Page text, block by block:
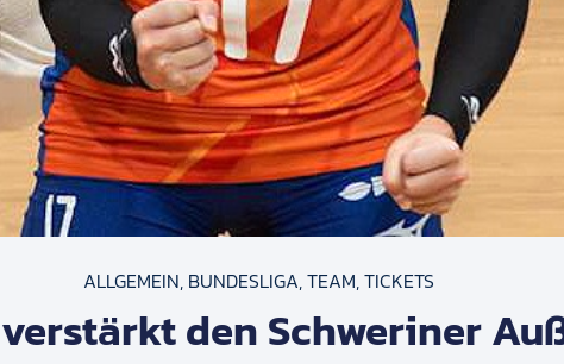
ALLGEMEIN, BUNDESLIGA,TEAM,TICKETS
den Schweriner